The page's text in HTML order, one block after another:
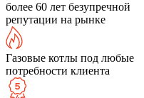
более 60 лет безупречной
репутации на рынке
Газовые котлы под любые
потребности клиента